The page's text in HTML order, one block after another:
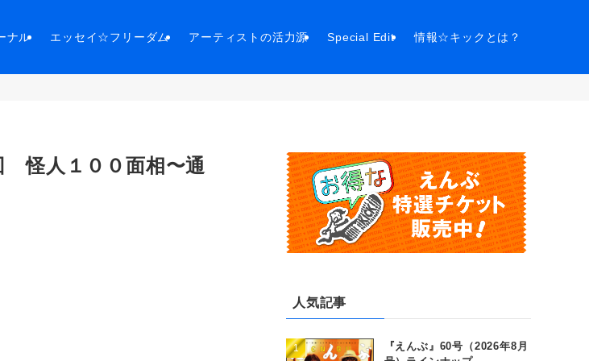
ナル エッセイ☆フリーダム アーティストの活力源 Special Edit 情報☆キックとは？
怪人１００面相〜通
人気記事
『えんぶ』60号（2026年8月